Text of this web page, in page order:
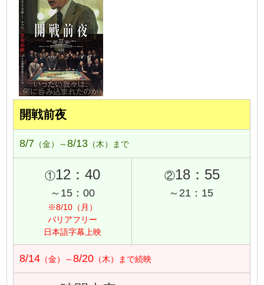
開戦前夜
8/7 （金）～8/13 （木）まで
①12：40
～15：00
※8/10（月）
バリアフリー
日本語字幕上映
②18：55
～21：15
8/14 （金）～8/20 （木）まで続映